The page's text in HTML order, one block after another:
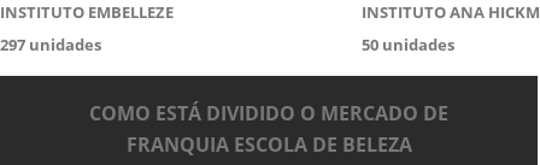
INSTITUTO EMBELLEZE
297 unidades
INSTITUTO ANA
50 unidades
COMO ESTÁ DIVIDIDO O MERCADO DE
FRANQUIA ESCOLA DE BELEZA